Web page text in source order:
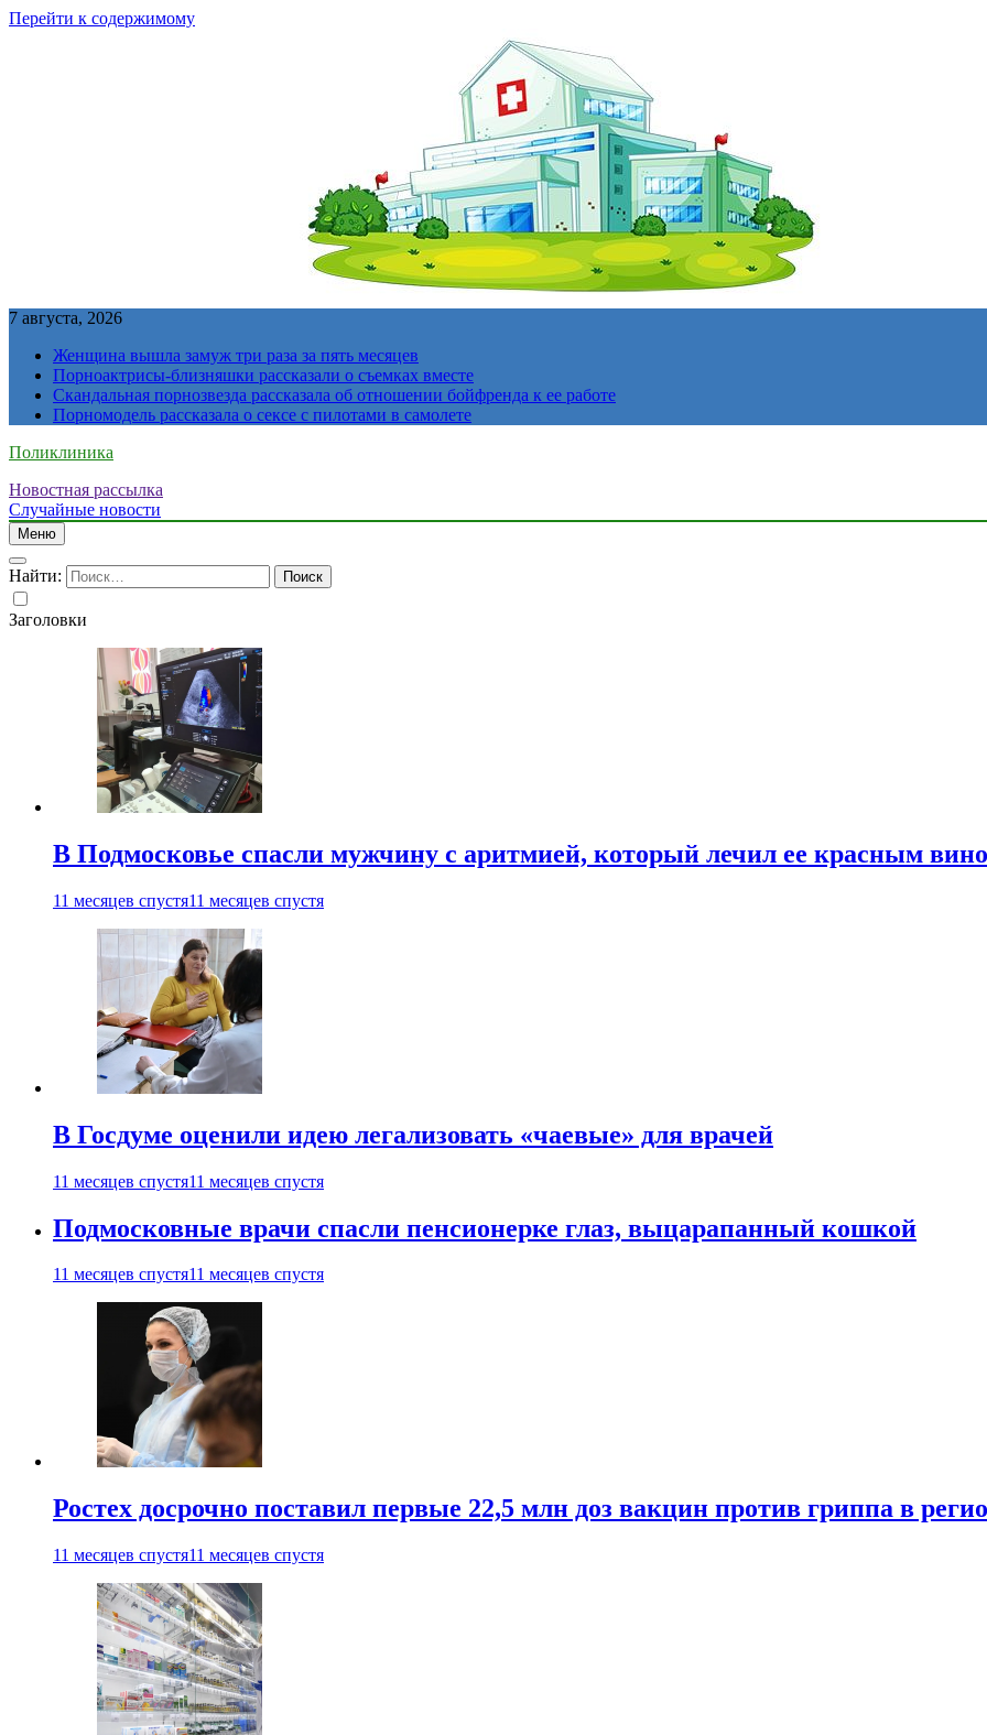
Перейти к содержимому
7 августа, 2026
Женщина вышла замуж три раза за пять месяцев
Порноактрисы-близняшки рассказали о съемках вместе
Скандальная порнозвезда рассказала об отношении бойфренда к ее работе
Порномодель рассказала о сексе с пилотами в самолете
Поликлиника
Новостная рассылка
Случайные новости
Меню
Найти:
Заголовки
В Подмосковье спасли мужчину с аритмией, который лечил ее красным
11 месяцев спустя11 месяцев спустя
В Госдуме оценили идею легализовать «чаевые» для врачей
11 месяцев спустя11 месяцев спустя
Подмосковные врачи спасли пенсионерке глаз, выцарапанный кошкой
11 месяцев спустя11 месяцев спустя
Ростех досрочно поставил первые 22,5 млн доз вакцин против гриппа в
11 месяцев спустя11 месяцев спустя